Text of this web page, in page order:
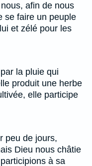
afin de nous
se faire un peuple
et zélé pour les
la pluie qui
produit une herbe
elle participe
peu de jours,
Dieu nous châtie
à sa